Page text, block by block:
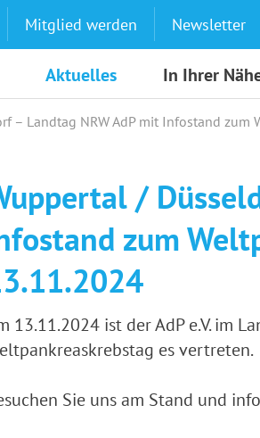
Mitglied werden Newsletter
Aktuelles In Ihrer
– Landtag NRW AdP mit Infostand
/
zum
13.11.2024 ist der AdP e.V. im
es vertreten.
Sie uns am Stand und